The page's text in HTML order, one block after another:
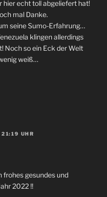
hier echt toll abgeliefert hat!
mal Danke.
seine Sumo-Erfahrung…
klingen allerdings
Noch so ein Eck der Welt
weiß…
UHR
frohes gesundes und
2022 !!